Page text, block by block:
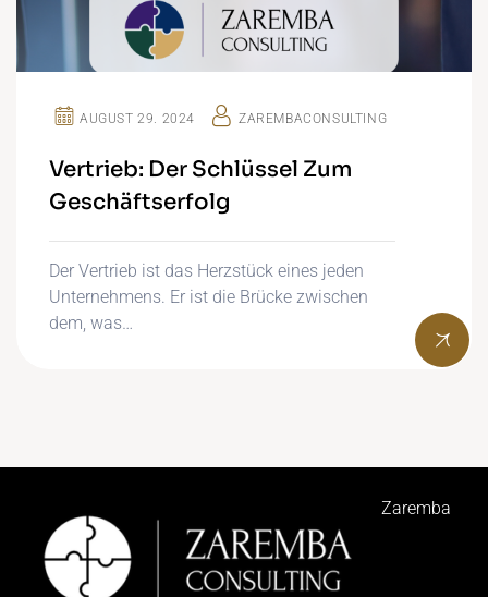
AUGUST 29. 2024 ZAREMBACONSULTING
Vertrieb: Der Schlüssel Zum
Geschäftserfolg
Der Vertrieb ist das Herzstück eines jeden
Unternehmens. Er ist die Brücke zwischen
dem, was…
Zaremba